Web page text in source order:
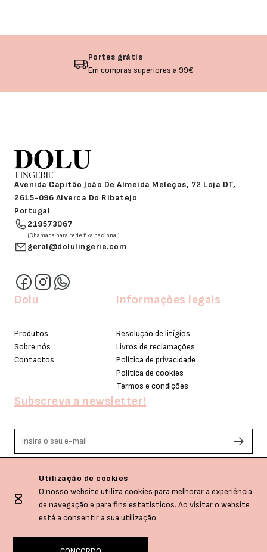
Devolução garantida
Não gostou? Troque o seu produto!
Avenida Capitão João De Almeida Meleças, 72 Loja DT,
2615-096 Alverca Do Ribatejo
Portugal
219573067
(Chamada para rede fixa nacional)
geral@dolulingerie.com
Dolu
Produtos
Sobre nós
Contactos
Informações legais
Resolução de litígios
Livros de reclamações
Política de privacidade
Política de cookies
Termos e condições
Subscreva a newsletter!
Utilização de cookies
O nosso website utiliza cookies para melhorar a experiência
de navegação e para fins estatísticos. Ao visitar o website
está a consentir a sua utilização.